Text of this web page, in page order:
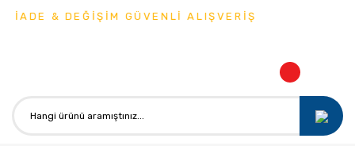
İADE & DEĞİŞİM GÜVENLİ ALIŞVERİŞ